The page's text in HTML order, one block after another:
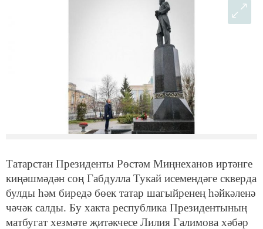
Татарстан Президенты Рөстәм Миңнеханов иртәнге
киңәшмәдән соң Габдулла Тукай исемендәге скверда
булды һәм биредә бөек татар шагыйренең һәйкәленә
чәчәк салды. Бу хакта республика Президентының
матбугат хезмәте җитәкчесе Лилия Галимова хәбәр